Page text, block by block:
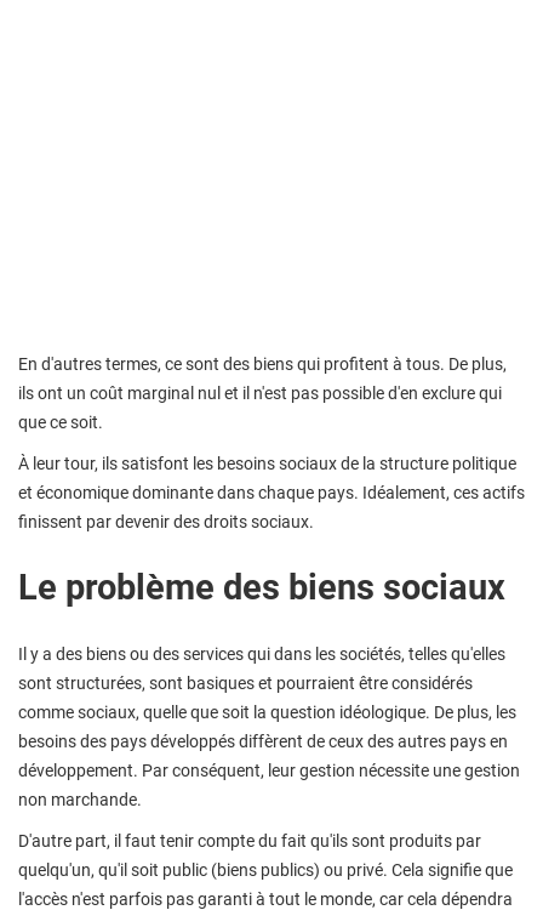
En d'autres termes, ce sont des biens qui profitent à tous. De plus,
ils ont un coût marginal nul et il n'est pas possible d'en exclure qui
que ce soit.
À leur tour, ils satisfont les besoins sociaux de la structure politique
et économique dominante dans chaque pays. Idéalement, ces actifs
finissent par devenir des droits sociaux.
Le problème des biens sociaux
Il y a des biens ou des services qui dans les sociétés, telles qu'elles
sont structurées, sont basiques et pourraient être considérés
comme sociaux, quelle que soit la question idéologique. De plus, les
besoins des pays développés diffèrent de ceux des autres pays en
développement. Par conséquent, leur gestion nécessite une gestion
non marchande.
D'autre part, il faut tenir compte du fait qu'ils sont produits par
quelqu'un, qu'il soit public (biens publics) ou privé. Cela signifie que
l'accès n'est parfois pas garanti à tout le monde, car cela dépendra